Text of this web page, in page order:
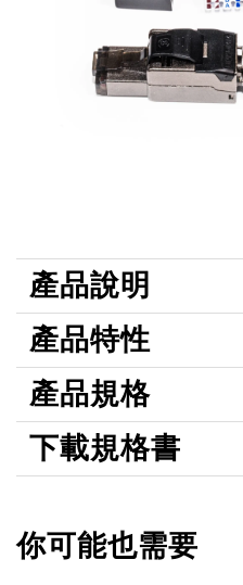
產品說明
產品特性
產品規格
下載規格書
你可能也需要